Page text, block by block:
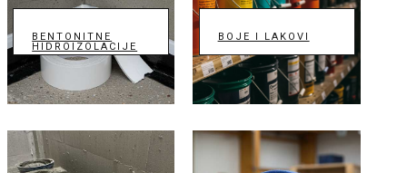
BENTONITNE
HIDROIZOLACIJE
BOJE I LAKOVI